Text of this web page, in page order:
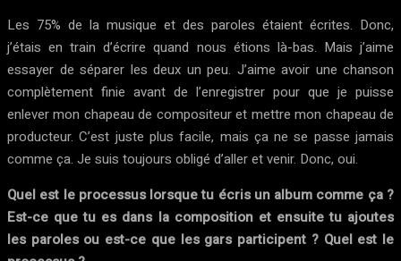
Les 75% de la musique et des paroles étaient écrites. Donc,
j’étais en train d’écrire quand nous étions là-bas. Mais j’aime
essayer de séparer les deux un peu. J’aime avoir une chanson
complètement finie avant de l’enregistrer pour que je puisse
enlever mon chapeau de compositeur et mettre mon chapeau de
producteur. C’est juste plus facile, mais ça ne se passe jamais
comme ça. Je suis toujours obligé d’aller et venir. Donc, oui.
Quel est le processus lorsque tu écris un album comme ça ?
Est-ce que tu es dans la composition et ensuite tu ajoutes
les paroles ou est-ce que les gars participent ? Quel est le